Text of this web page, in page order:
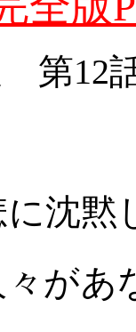
第12
沈黙
があ